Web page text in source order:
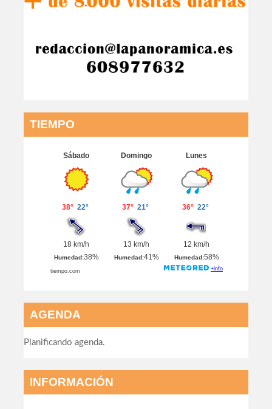
TIEMPO
AGENDA
Planificando agenda.
INFORMACIÓN